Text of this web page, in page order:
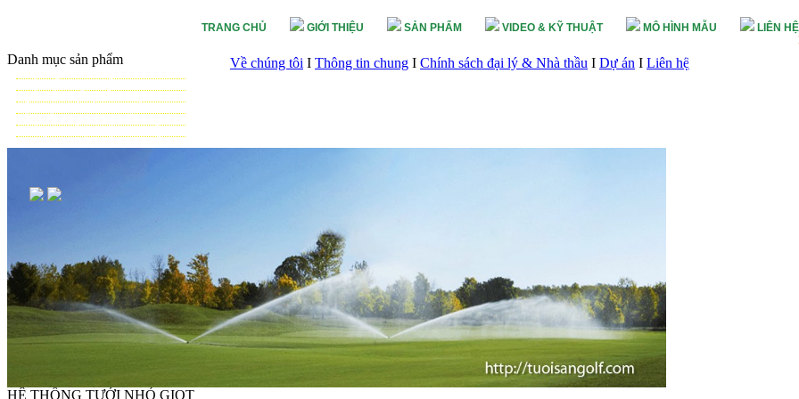
TRANG CHỦ GIỚI THIỆU SẢN PHẨM VIDEO & KỸ THUẬT MÔ HÌNH MẪU LIÊN HỆ
Về chúng tôi I Thông tin chung I Chính sách đại lý & Nhà thầu I Dự án I Liên hệ
Danh mục sản phẩm
HỆ THỐNG TƯỚI NHỎ GIỌT